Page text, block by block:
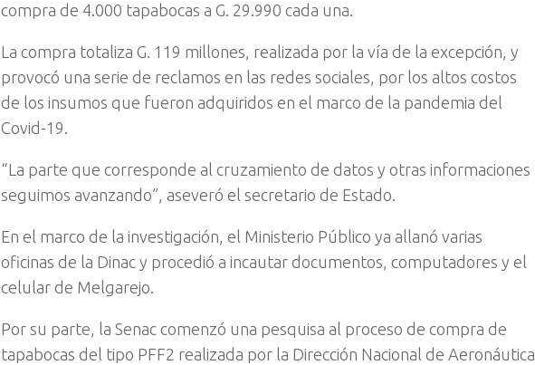
compra de 4.000 tapabocas a G. 29.990 cada una.
La compra totaliza G. 119 millones, realizada por la vía de la excepción, y
provocó una serie de reclamos en las redes sociales, por los altos costos
de los insumos que fueron adquiridos en el marco de la pandemia del
Covid-19.
“La parte que corresponde al cruzamiento de datos y otras informaciones
seguimos avanzando”, aseveró el secretario de Estado.
En el marco de la investigación, el Ministerio Público ya allanó varias
oficinas de la Dinac y procedió a incautar documentos, computadores y el
celular de Melgarejo.
Por su parte, la Senac comenzó una pesquisa al proceso de compra de
tapabocas del tipo PFF2 realizada por la Dirección Nacional de Aeronáutica